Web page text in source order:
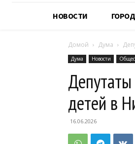
НОВОСТИ ГОРОД
Домой Дума
Дума Новости
детей в
16.06.2026